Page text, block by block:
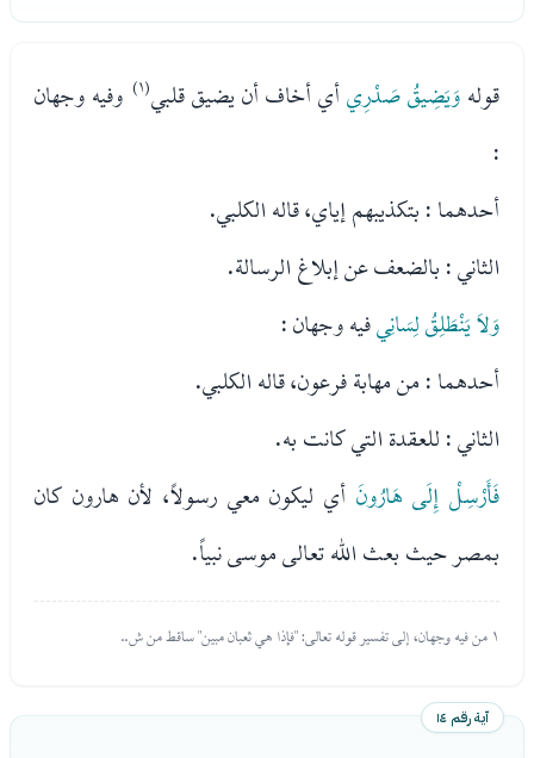
قولهوَيَضِيقُ صَدْرِيأي أخاف أن يضيق قلبي(١)
وفيه وجهان
:
أحدهما : بتكذيبهم إياي، قاله الكلبي.
الثاني : بالضعف عن إبلاغ الرسالة.
وَلاَ يَنْطَلِقُ لِسَانِيفيه وجهان :
أحدهما : من مهابة فرعون، قاله الكلبي.
الثاني : للعقدة التي كانت به.
فَأَرْسِلْ إِلَى هَارُونَ أي ليكون معي رسولاً، لأن هارون كان
بمصر حيث بعث الله تعالى موسى نبياً.
١ من فيه وجهان، إلى تفسير قوله تعالى: "فإذا هي ثعبان مبين" ساقط من ش..
آية رقم ١٤